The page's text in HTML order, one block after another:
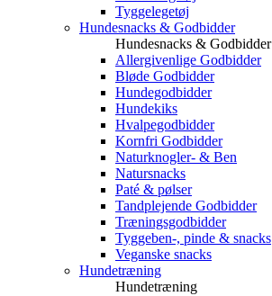
Tyggelegetøj
Hundesnacks & Godbidder
Hundesnacks & Godbidder
Allergivenlige Godbidder
Bløde Godbidder
Hundegodbidder
Hundekiks
Hvalpegodbidder
Kornfri Godbidder
Naturknogler- & Ben
Natursnacks
Paté & pølser
Tandplejende Godbidder
Træningsgodbidder
Tyggeben-, pinde & snacks
Veganske snacks
Hundetræning
Hundetræning